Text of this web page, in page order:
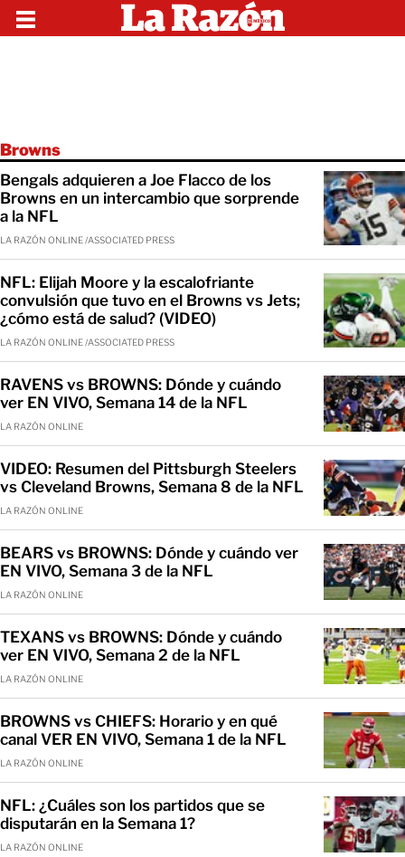
Browns
Bengals adquieren a Joe Flacco de los
Browns en un intercambio que sorprende
a la NFL
LA RAZÓN ONLINE /ASSOCIATED PRESS
NFL: Elijah Moore y la escalofriante
convulsión que tuvo en el Browns vs Jets;
¿cómo está de salud? (VIDEO)
LA RAZÓN ONLINE /ASSOCIATED PRESS
RAVENS vs BROWNS: Dónde y cuándo
ver EN VIVO, Semana 14 de la NFL
LA RAZÓN ONLINE
VIDEO: Resumen del Pittsburgh Steelers
vs Cleveland Browns, Semana 8 de la NFL
LA RAZÓN ONLINE
BEARS vs BROWNS: Dónde y cuándo ver
EN VIVO, Semana 3 de la NFL
LA RAZÓN ONLINE
TEXANS vs BROWNS: Dónde y cuándo
ver EN VIVO, Semana 2 de la NFL
LA RAZÓN ONLINE
BROWNS vs CHIEFS: Horario y en qué
canal VER EN VIVO, Semana 1 de la NFL
LA RAZÓN ONLINE
NFL: ¿Cuáles son los partidos que se
disputarán en la Semana 1?
LA RAZÓN ONLINE